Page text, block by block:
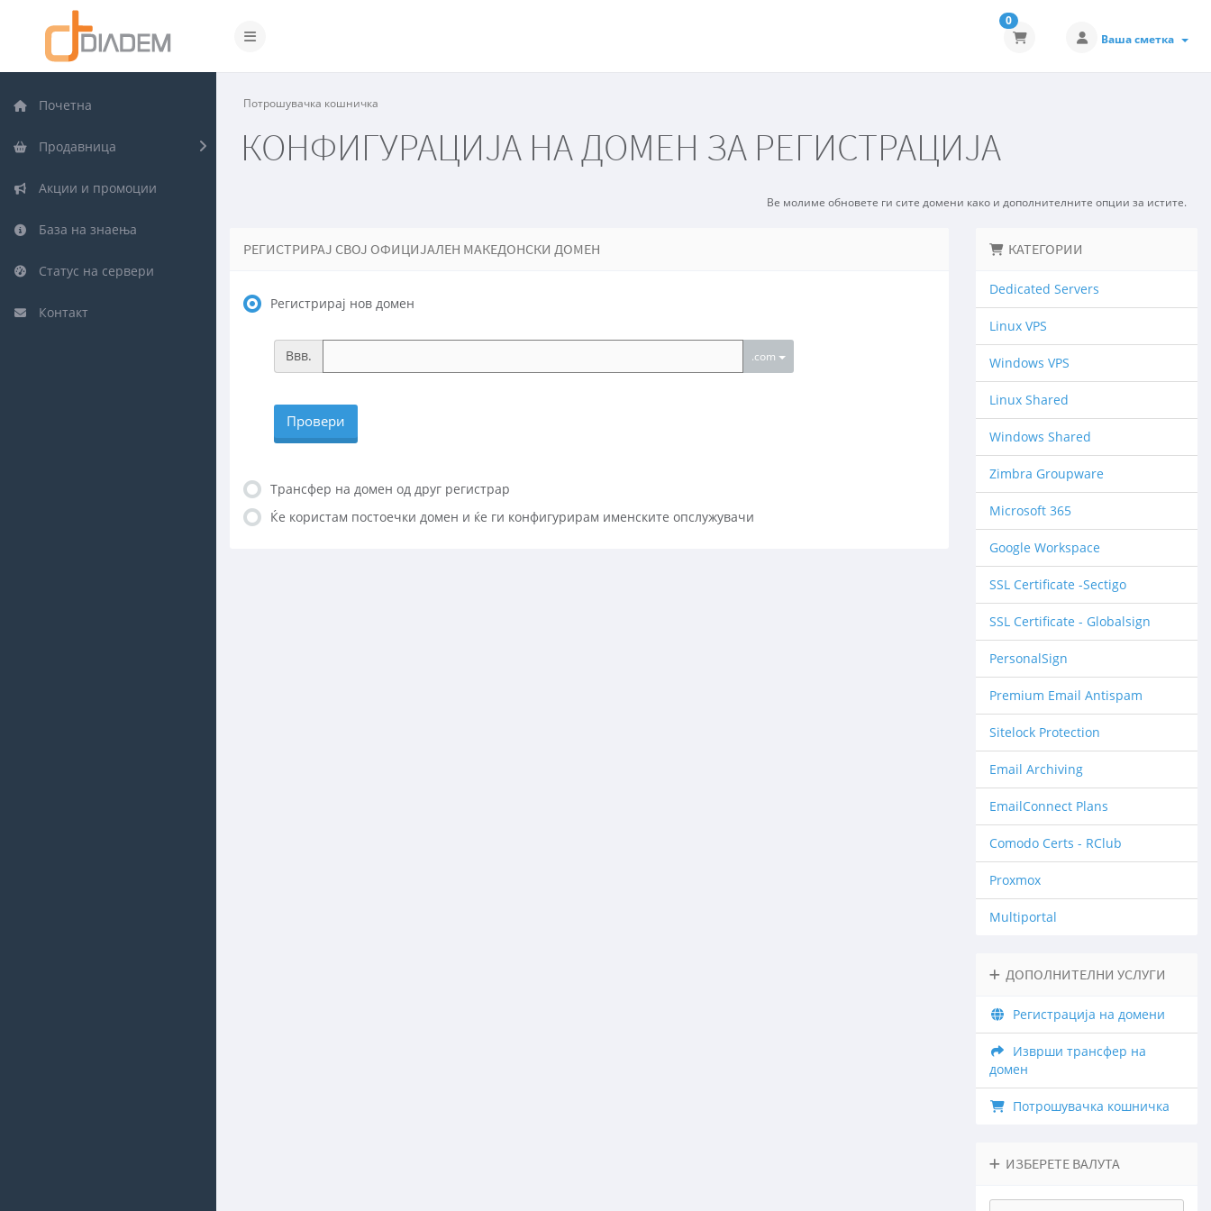
Вклучете ја навигацијата
0
Ваша сметка
Почетна
Продавница
Акции и промоции
База на знаења
Статус на сервери
Контакт
Потрошувачка кошничка
КОНФИГУРАЦИЈА НА ДОМЕН ЗА РЕГИСТРАЦИЈА
Ве молиме обновете ги сите домени како и дополнителните опции за истите.
РЕГИСТРИРАЈ СВОЈ ОФИЦИЈАЛЕН МАКЕДОНСКИ ДОМЕН
Регистрирај нов домен
Ввв. .com
Провери
Трансфер на домен од друг регистрар
Ќе користам постоечки домен и ќе ги конфигурирам именските опслужувачи
КАТЕГОРИИ
Dedicated Servers
Linux VPS
Windows VPS
Linux Shared
Windows Shared
Zimbra Groupware
Microsoft 365
Google Workspace
SSL Certificate -Sectigo
SSL Certificate - Globalsign
PersonalSign
Premium Email Antispam
Sitelock Protection
Email Archiving
EmailConnect Plans
Comodo Certs - RClub
Proxmox
Multiportal
ДОПОЛНИТЕЛНИ УСЛУГИ
Регистрација на домени
Изврши трансфер на
домен
Потрошувачка кошничка
ИЗБЕРЕТЕ ВАЛУТА